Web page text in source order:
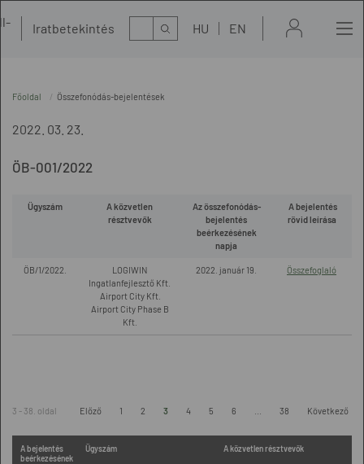
Iratbetekintés Kereső HU EN
Főoldal Összefonódás-bejelentések
2022. 03. 23.
ÖB-001/2022
Ügyszám
A közvetlen
résztvevők
Az összefonódás-
bejelentés
beérkezésének
napja
A bejelentés
rövid leírása
ÖB/1/2022.
LOGIWIN
Ingatlanfejlesztő Kft.
Airport City Kft.
Airport City Phase B
Kft.
2022. január 19. Összefoglaló
3 - 38. oldal Előző 1 2 3 4 5 6 38 Következő
A bejelentés
beérkezésének
Ügyszám A közvetlen résztvevők